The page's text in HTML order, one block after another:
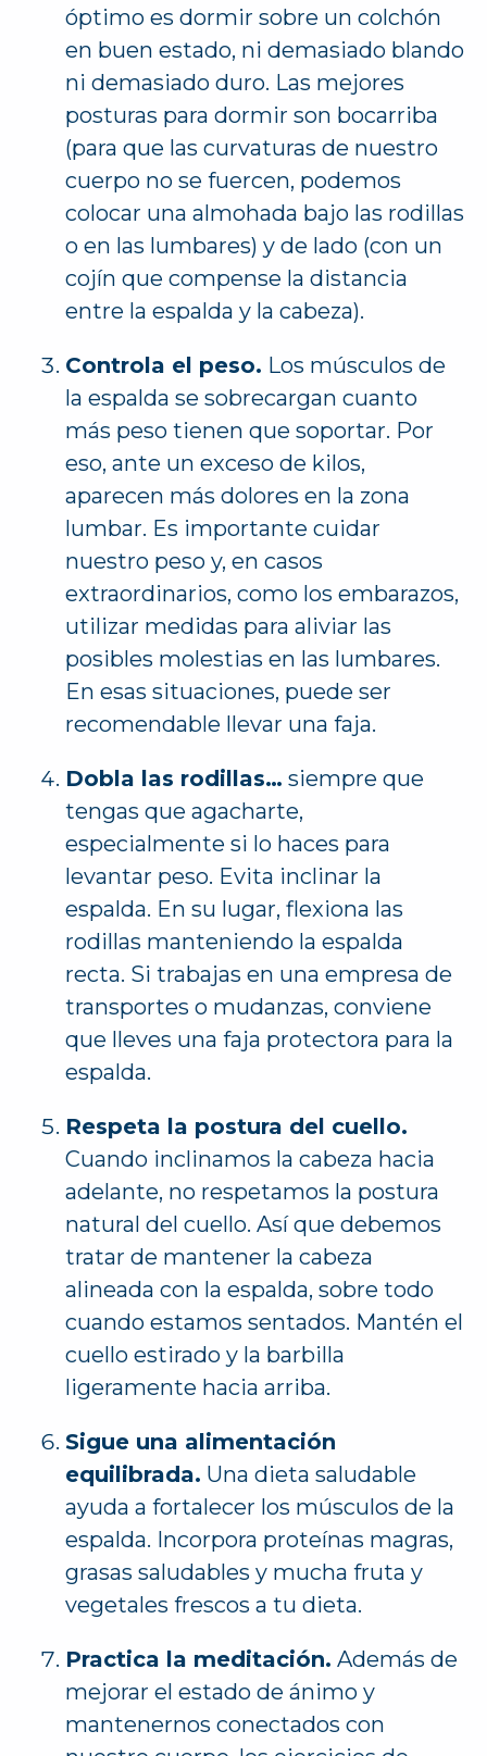
óptimo es dormir sobre un colchón
en buen estado, ni demasiado blando
ni demasiado duro. Las mejores
posturas para dormir son bocarriba
(para que las curvaturas de nuestro
cuerpo no se fuercen, podemos
colocar una almohada bajo las rodillas
o en las lumbares) y de lado (con un
cojín que compense la distancia
entre la espalda y la cabeza).
Controla el peso. Los músculos de
la espalda se sobrecargan cuanto
más peso tienen que soportar. Por
eso, ante un exceso de kilos,
aparecen más dolores en la zona
lumbar. Es importante cuidar
nuestro peso y, en casos
extraordinarios, como los embarazos,
utilizar medidas para aliviar las
posibles molestias en las lumbares.
En esas situaciones, puede ser
recomendable llevar una faja.
Dobla las rodillas… siempre que
tengas que agacharte,
especialmente si lo haces para
levantar peso. Evita inclinar la
espalda. En su lugar, flexiona las
rodillas manteniendo la espalda
recta. Si trabajas en una empresa de
transportes o mudanzas, conviene
que lleves una faja protectora para la
espalda.
Respeta la postura del cuello.
Cuando inclinamos la cabeza hacia
adelante, no respetamos la postura
natural del cuello. Así que debemos
tratar de mantener la cabeza
alineada con la espalda, sobre todo
cuando estamos sentados. Mantén el
cuello estirado y la barbilla
ligeramente hacia arriba.
Sigue una alimentación
equilibrada. Una dieta saludable
ayuda a fortalecer los músculos de la
espalda. Incorpora proteínas magras,
grasas saludables y mucha fruta y
vegetales frescos a tu dieta.
Practica la meditación. Además de
mejorar el estado de ánimo y
mantenernos conectados con